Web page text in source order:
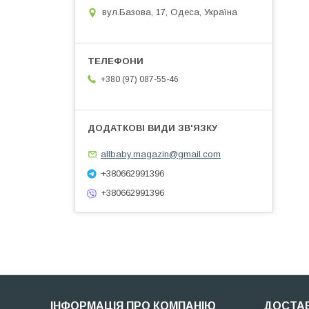
вул.Базова, 17, Одеса, Україна
+380 (97) 087-55-46
allbaby.magazin@gmail.com
+380662991396
+380662991396
ІНФОРМАЦІЯ ПРО КОМПАНІЮ